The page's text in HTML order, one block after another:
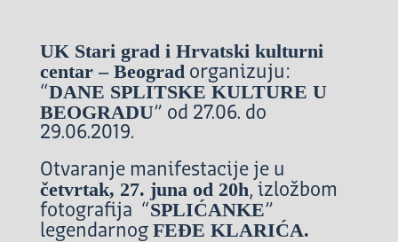
UK Stari grad i Hrvatski kulturni
centar – Beogradorganizuju:
“DANE SPLITSKE KULTURE U
BEOGRADU” od 27.06. do
29.06.2019.
Otvaranje manifestacije je u
četvrtak, 27. juna od 20h, izložbom
fotografija “SPLIĆANKE”
legendarnog FEĐE KLARIĆA.